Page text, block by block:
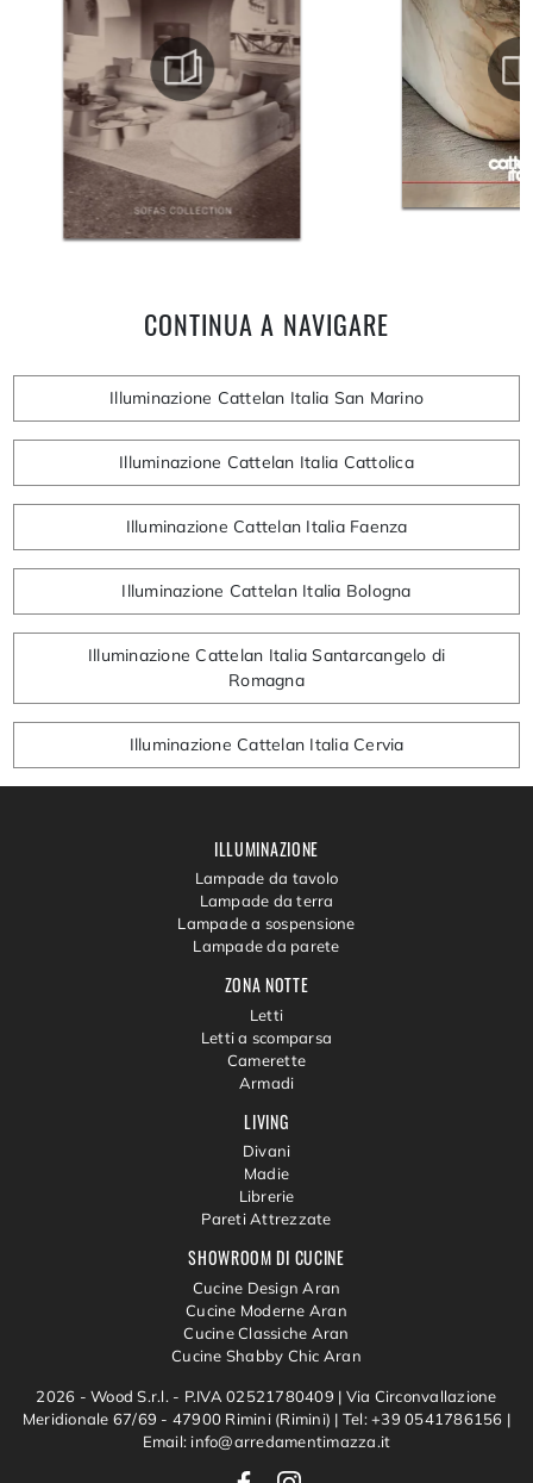
CONTINUA A NAVIGARE
Illuminazione Cattelan Italia San Marino
Illuminazione Cattelan Italia Cattolica
Illuminazione Cattelan Italia Faenza
Illuminazione Cattelan Italia Bologna
Illuminazione Cattelan Italia Santarcangelo di
Romagna
Illuminazione Cattelan Italia Cervia
SHOWROOM DI CUCINE
Cucine Design Aran
Cucine Moderne Aran
Cucine Classiche Aran
Cucine Shabby Chic Aran
LIVING
Divani
Madie
Librerie
Pareti Attrezzate
ZONA NOTTE
Letti
Letti a scomparsa
Camerette
Armadi
ILLUMINAZIONE
Lampade da tavolo
Lampade da terra
Lampade a sospensione
Lampade da parete
2026 - Wood S.r.l. - P.IVA 02521780409 | Via Circonvallazione
Meridionale 67/69 - 47900 Rimini (Rimini) | Tel: +39 0541786156 |
Email: info@arredamentimazza.it